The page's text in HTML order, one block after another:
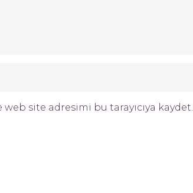
site adresimi bu tarayıcıya kaydet.